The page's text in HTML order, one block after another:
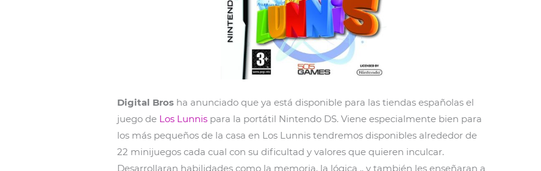
Digital Bros ha anunciado que ya está disponible para las tiendas españolas el
juego de Los Lunnis para la portátil Nintendo DS. Viene especialmente bien para
los más pequeños de la casa en Los Lunnis tendremos disponibles alrededor de
22 minijuegos cada cual con su dificultad y valores que quieren inculcar.
Desarrollaran habilidades como la memoria, la lógica .. y también les enseñaran a